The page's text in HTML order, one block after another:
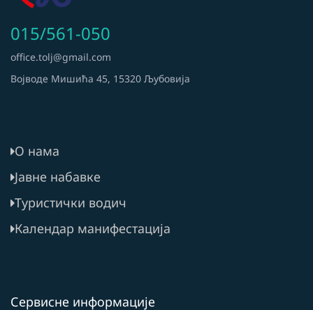
015/561-050
office.tolj@gmail.com
Војводе Мишића 45, 15320 Љубовија
О нама
Јавне набавке
Туристички водич
Календар манифестација
Сервисне информације